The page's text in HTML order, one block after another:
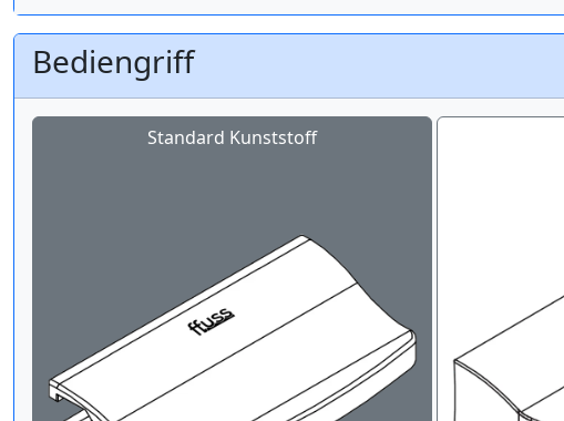
Bediengriff
Standard Kunststoff